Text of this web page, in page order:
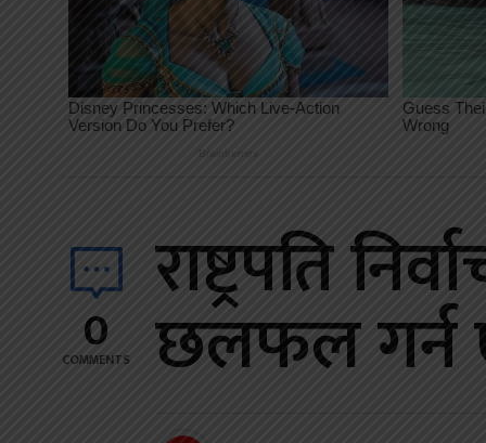
0
COMMENTS
राष्ट्रपति
छलफल गर्न